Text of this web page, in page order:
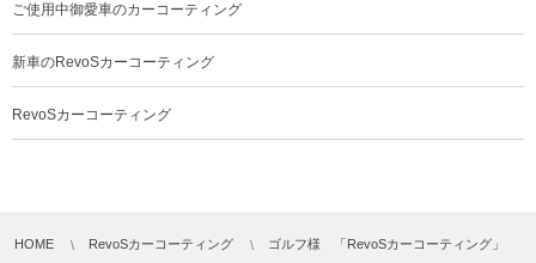
ご使用中御愛車のカーコーティング
新車のRevoSカーコーティング
RevoSカーコーティング
HOME RevoSカーコーティング ゴルフ様 「RevoSカーコーティング」